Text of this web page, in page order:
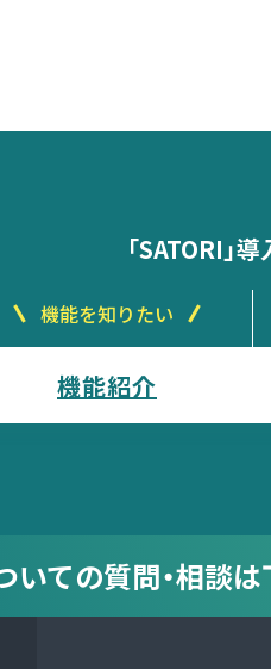
「SATORI」
機能を知りたい
機能紹介
いての質問・相談は